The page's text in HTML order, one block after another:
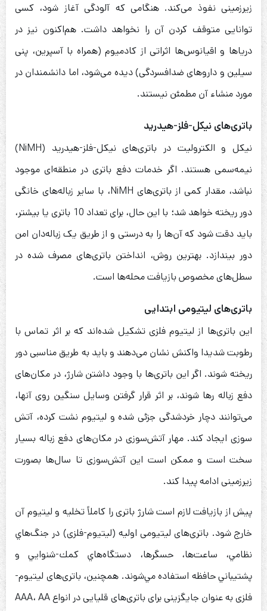
زیرزمینی نفوذ می‌کند. هنگامی که آلودگی آغاز شود، کسی
توانایی متوقف کردن آن را نخواهد داشت. هم‌اکنون نیز در
دریاها و اقیانوس‌ها اثراتی از کادمیوم (همراه با آسپرین، پنی
سیلین و داروهای ضدافسردگی) دیده می‌شود، اما دانشمندان در
مورد منشاء آن مطمئن نیستند.
باتری‌های نیکل-فلز-هیدرید
نیکل و الکترولیت در باتری‌های نیکل-فلز-هیدرید (NiMH)
نیمه‌سمی هستند. اگر خدمات دفع باتری در منطقه‌ای موجود
نباشد، مقدار کمی از باتری‌های NiMH، با سایر زباله‌های خانگی
دور ریخته خواهد شد؛ با این حال، برای تعداد 10 باتری یا بیشتر،
باید دقت شود که آن‌ها را به درستی و از طریق یک زباله‌دان امن
دور بیندازد. بهترین روش، انداختن باتری‌های مصرف شده در
سطل‌های مخصوص بازیافت محله‌ها است.
باتری‌های لیتیومی ابتدایی
این باتری‌ها از لیتیوم فلزی تشکیل شده‌اند که بر اثر تماس با
رطوبت شدیدا واکنش نشان می‌دهند و باید به طریق مناسبی دور
ریخته شوند. اگر این باتری‌ها با وجود داشتن شارژ، در مکان‌های
دفع زباله رها شوند، بر اثر قرار گرفتن وسایل سنگین روی آنها،
می‌توانند دچار خردشدگی جزئی شده و لیتیوم نشت کرده، آتش
سوزی ایجاد کند. مهار آتش‌سوزی در مکان‌های دفع زباله بسیار
سخت است و ممکن است این آتش‌سوزی تا سال‌ها بصورت
زیرزمینی ادامه پیدا کند.
پیش از بازیافت لازم است شارژ باتری را کاملاً تخلیه و لیتیوم آن
خارج شود. باتری‌های لیتیومی اولیه (لیتیوم-فلزی) در جنگ‌هاي
نظامي، ساعت‌ها، حسگرها، دستگاه‌هاي كمك-شنوايي و
پشتيباني حافظه استفاده مي‌شوند. همچنین، باتری‌های لیتیوم-
فلزی به عنوان جایگزینی برای باتری‌های قلیایی در انواع AAA، AA